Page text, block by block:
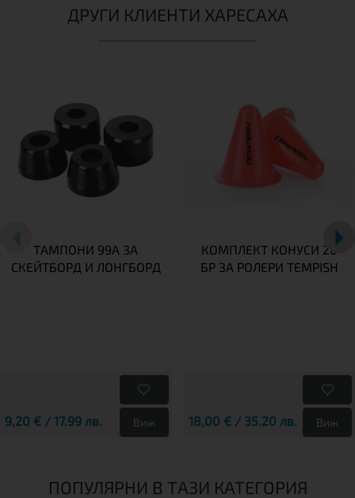
ДРУГИ КЛИЕНТИ ХАРЕСАХА
ТАМПОНИ 99A ЗА
СКЕЙТБОРД И ЛОНГБОРД
9,20 € / 17.99 лв. Виж
КОМПЛЕКТ КОНУСИ 20
БР ЗА РОЛЕРИ TEMPISH
18,00 € / 35.20 лв. Виж
ПОПУЛЯРНИ В ТАЗИ КАТЕГОРИЯ